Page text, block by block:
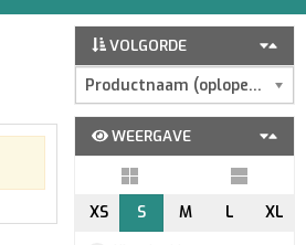
VOLGORDE
Productnaam (oplopend)
WEERGAVE
XS S M L XL